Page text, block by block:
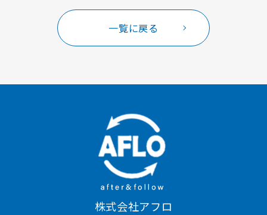
一覧に戻る
株式会社アフロ